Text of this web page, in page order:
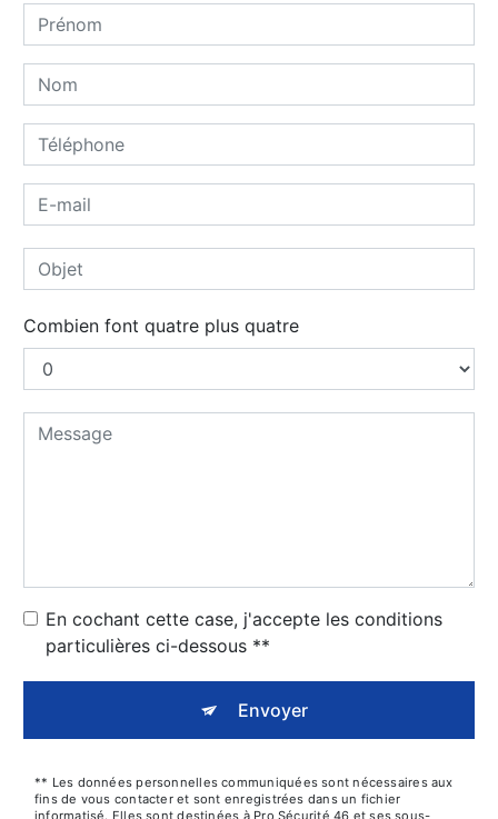
Combien font quatre plus quatre
En cochant cette case, j'accepte les conditions
particulières ci-dessous **
Envoyer
** Les données personnelles communiquées sont nécessaires aux
fins de vous contacter et sont enregistrées dans un fichier
informatisé. Elles sont destinées à Pro Sécurité 46 et ses sous-